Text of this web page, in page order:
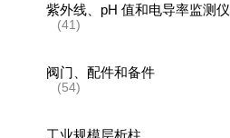
紫外线、pH 值和电导率监测仪
(41)
阀门、配件和备件
(54)
工业规模层析柱